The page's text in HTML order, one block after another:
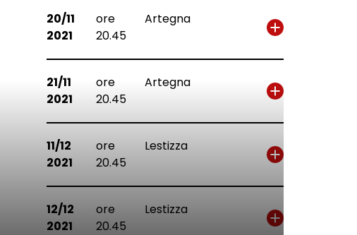
20/11
2021
ore
20.45
Artegna
21/11
2021
ore
20.45
Artegna
11/12
2021
ore
20.45
Lestizza
12/12
2021
ore
20.45
Lestizza